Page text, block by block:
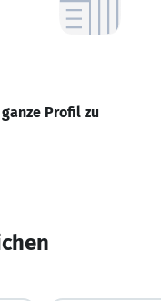
Profil zu